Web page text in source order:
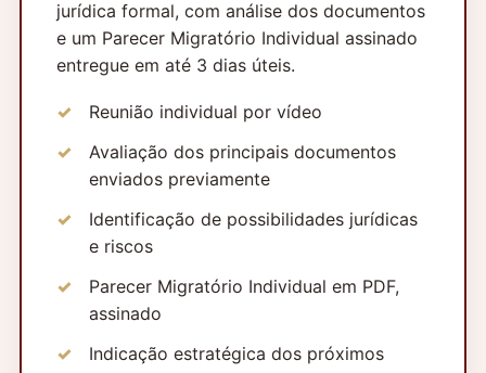
jurídica formal, com análise dos documentos
e um Parecer Migratório Individual assinado
entregue em até 3 dias úteis.
Reunião individual por vídeo
Avaliação dos principais documentos
enviados previamente
Identificação de possibilidades jurídicas
e riscos
Parecer Migratório Individual em PDF,
assinado
Indicação estratégica dos próximos